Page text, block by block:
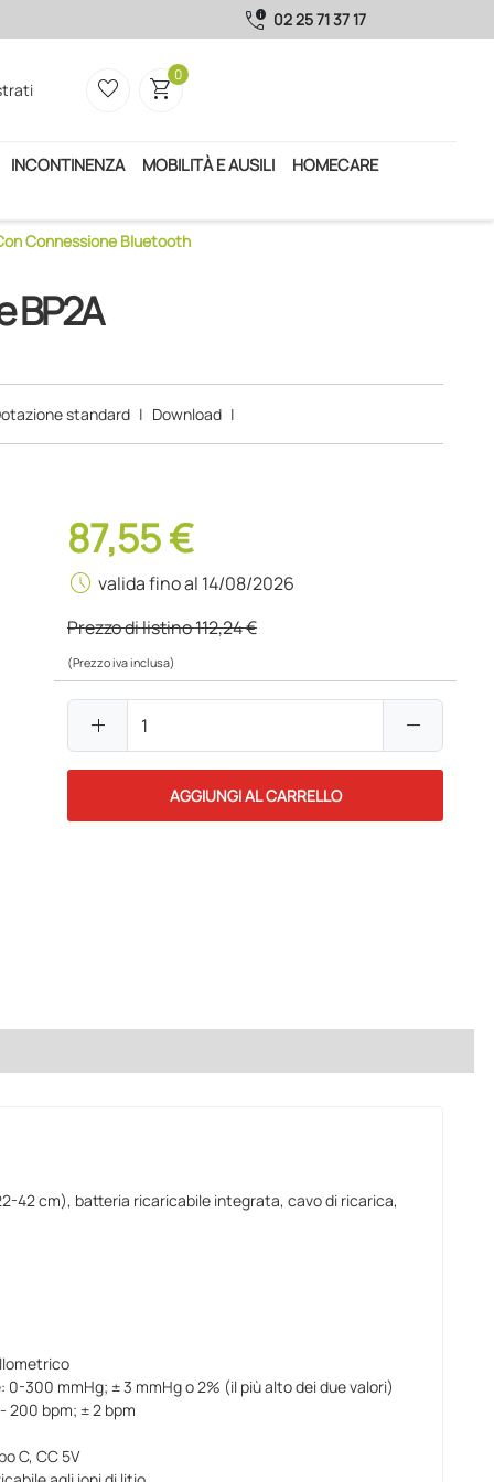
call_quality 02 25 71 37 17
favorite_border shopping_cart0
INCONTINENZA MOBILITÀ E AUSILI
HOMECARE
Connessione Bluetooth
BP2A
standard | Download |
87,55 €
schedule valida fino al 14/08/2026
Prezzo di listino112,24 €
(Prezzo iva inclusa)
add remove
AGGIUNGI AL CARRELLO
42 cm), batteria ricaricabile integrata, cavo di ricarica,
0-300 mmHg; ± 3 mmHg o 2% (il più alto dei due valori)
200 bpm; ± 2 bpm
C, CC 5V